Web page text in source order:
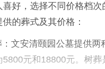
喜好，选择不同价格档次
的葬式及其价格：
文安清颐园公墓提供两
元和18800元。树葬